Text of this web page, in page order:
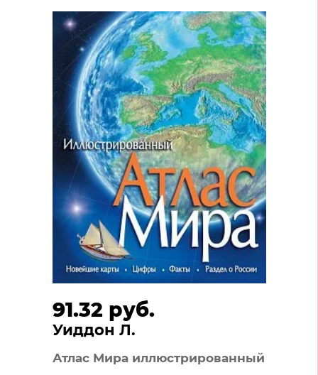
91.32 руб.
Уиддон Л.
Атлас Мира иллюстрированный